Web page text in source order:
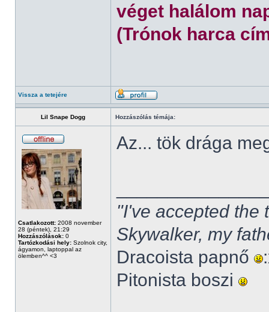
véget halálom
(Trónok harca
Vissza a tetejére
Lil Snape Dogg Hozzászólás témája:
Csatlakozott: 2008 november
28 (péntek), 21:29
Hozzászólások: 0
Tartózkodási hely: Szolnok city,
ágyamon, laptoppal az
ölemben^^ <3
Az... tök drága
"I've accepted the
Skywalker, my
Dracoista papnő
Pitonista boszi